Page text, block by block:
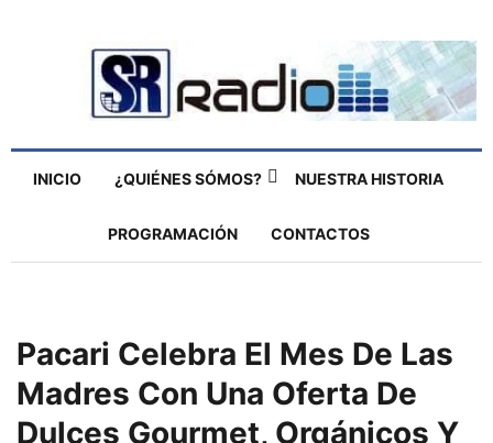
INICIO ¿QUIÉNES SÓMOS? NUESTRA HISTORIA
PROGRAMACIÓN CONTACTOS
Pacari Celebra El Mes De Las
Madres Con Una Oferta De
Dulces Gourmet, Orgánicos Y